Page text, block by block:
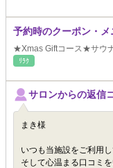
予約時のクーポン・メ
★Xmas Giftコース★サウ
ﾘﾗｸ
サロンからの返信
まき様
いつも当施設をご利用
そして心温まる口コミ